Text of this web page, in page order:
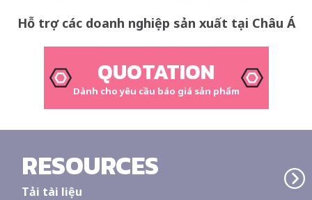
Hỗ trợ các doanh nghiệp sản xuất tại Châu Á
QUOTATION
Dành cho yêu cầu báo giá sản phẩm
RESOURCES
Tải tài liệu